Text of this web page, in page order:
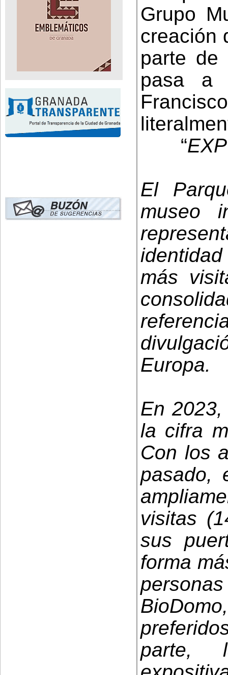
Grupo
creación
parte de
pasa a
“
El
museo
más
Europa.
En
la cifra
Con los
pasado,
visitas
sus
forma
parte,